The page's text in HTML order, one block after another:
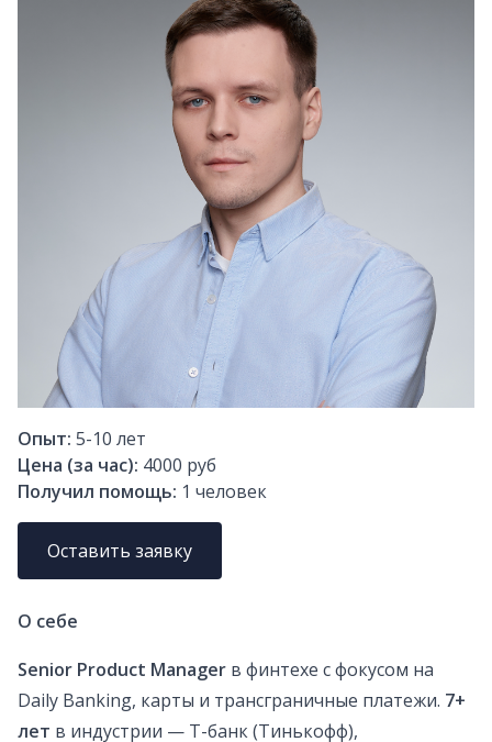
Опыт: 5-10 лет
Цена (за час): 4000 руб
Получил помощь: 1 человек
Оставить заявку
О себе
Senior Product Manager в финтехе с фокусом на
Daily Banking, карты и трансграничные платежи. 7+
лет в индустрии — Т-банк (Тинькофф),